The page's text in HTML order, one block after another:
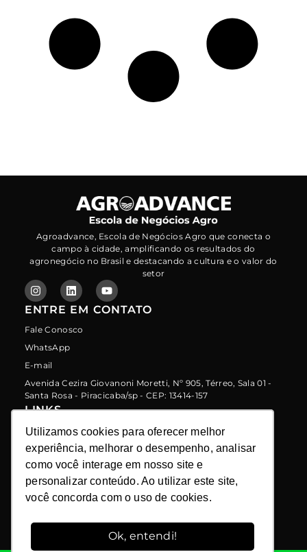
Utilizamos cookies para oferecer melhor
experiência, melhorar o desempenho, analisar
como você interage em nosso site e
personalizar conteúdo. Ao utilizar este site,
você concorda com o uso de cookies.
Ok, entendi!
Utilizamos cookies para oferecer melhor
experiência, melhorar o desempenho, analisar
como você interage em nosso site e
personalizar conteúdo. Ao utilizar este site,
você concorda com o uso de cookies.
Ok, entendi!
Agroadvance, Escola de Negócios Agro que conecta o
campo à cidade, amplificando os resultados do
agronegócio no Brasil e destacando a cultura e o valor do
setor
ENTRE EM CONTATO
Fale Conosco
WhatsApp
E-mail
Avenida Cezira Giovanoni Moretti, Nº 905, Térreo, Sala 01 -
Santa Rosa - Piracicaba/sp - CEP: 13414-157
LINKS
Programa de Indicação
Política de Proteção de Dados
Política de Privacidade
Política de Uso de Cookies
Termos de Uso